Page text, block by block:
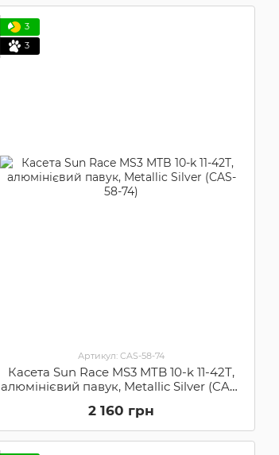
3
3
Артикул: CAS-58-74
Касета Sun Race MS3 MTB 10-k 11-42T,
алюмінієвий павук, Metallic Silver (CAS-
2 160 грн